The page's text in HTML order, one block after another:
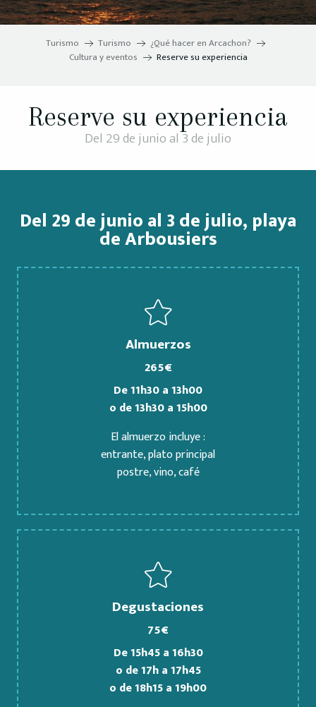
Turismo Turismo
¿Qué hacer en Arcachon?
Cultura y eventos
Reserve su experiencia
Reserve su experiencia
Del 29 de junio al 3 de julio
Del 29 de junio al 3 de julio, playa
de Arbousiers
Almuerzos
265€
De 11h30 a 13h00
o de 13h30 a 15h00
El almuerzo incluye :
entrante, plato principal
postre, vino, café
Degustaciones
75€
De 15h45 a 16h30
o de 17h a 17h45
o de 18h15 a 19h00